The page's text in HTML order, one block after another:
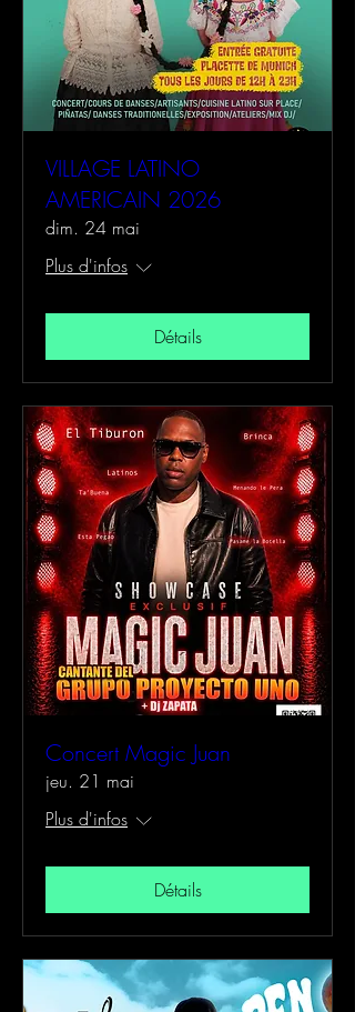
VILLAGE LATINO
AMERICAIN 2026
dim. 24 mai
Plus d'infos
Détails
Concert Magic Juan
jeu. 21 mai
Plus d'infos
Détails